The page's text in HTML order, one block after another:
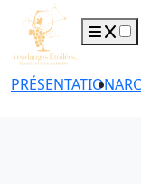
PRÉSENTATION